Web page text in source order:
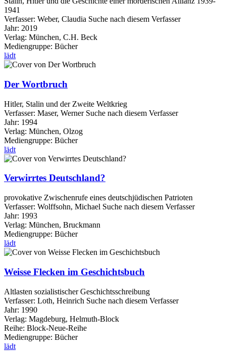
1941
Verfasser: Weber, Claudia Suche nach diesem Verfasser
Jahr: 2019
Verlag: München, C.H. Beck
Mediengruppe: Bücher
lädt
Der Wortbruch
Hitler, Stalin und der Zweite Weltkrieg
Verfasser: Maser, Werner Suche nach diesem Verfasser
Jahr: 1994
Verlag: München, Olzog
Mediengruppe: Bücher
lädt
Verwirrtes Deutschland?
provokative Zwischenrufe eines deutschjüdischen Patrioten
Verfasser: Wolffsohn, Michael Suche nach diesem Verfasser
Jahr: 1993
Verlag: München, Bruckmann
Mediengruppe: Bücher
lädt
Weisse Flecken im Geschichtsbuch
Altlasten sozialistischer Geschichtsschreibung
Verfasser: Loth, Heinrich Suche nach diesem Verfasser
Jahr: 1990
Verlag: Magdeburg, Helmuth-Block
Reihe: Block-Neue-Reihe
Mediengruppe: Bücher
lädt